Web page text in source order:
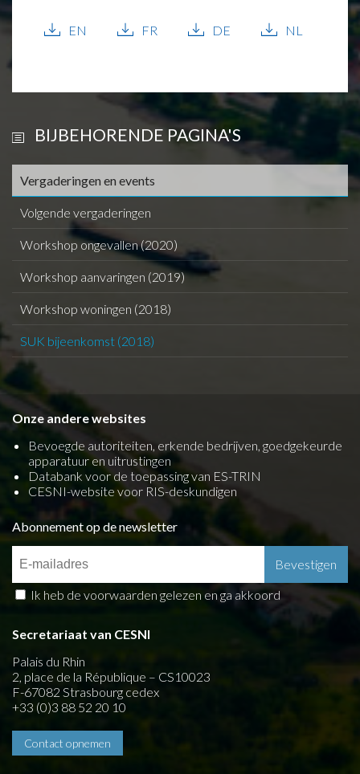
BIJBEHORENDE PAGINA'S
Vergaderingen en events
Volgende vergaderingen
Workshop ongevallen (2020)
Workshop aanvaringen (2019)
Workshop woningen (2018)
SUK bijeenkomst (2018)
EN FR DE NL
Onze andere websites
Bevoegde autoriteiten, erkende bedrijven, goedgekeurde
apparatuur en uitrustingen
Databank voor de toepassing van ES-TRIN
CESNI-website voor RIS-deskundigen
Abonnement op de newsletter
Ik heb de voorwaarden gelezen en ga akkoord
Secretariaat van CESNI
Palais du Rhin
2, place de la République – CS10023
F-67082 Strasbourg cedex
+33 (0)3 88 52 20 10
Contact opnemen